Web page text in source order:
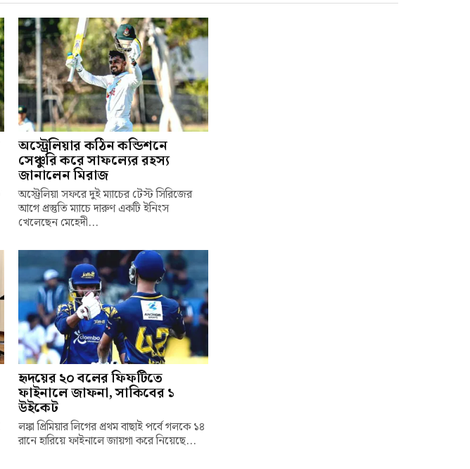
অস্ট্রেলিয়ার কঠিন কন্ডিশনে
সেঞ্চুরি করে সাফল্যের রহস্য
জানালেন মিরাজ
অস্ট্রেলিয়া সফরে দুই ম্যাচের টেস্ট সিরিজের
আগে প্রস্তুতি ম্যাচে দারুণ একটি ইনিংস
খেলেছেন মেহেদী...
হৃদয়ের ২০ বলের ফিফটিতে
ফাইনালে জাফনা, সাকিবের ১
উইকেট
লঙ্কা প্রিমিয়ার লিগের প্রথম বাছাই পর্বে গলকে ১৪
রানে হারিয়ে ফাইনালে জায়গা করে নিয়েছে...